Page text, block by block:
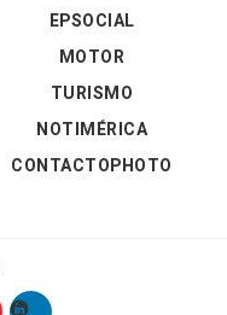
EPSOCIAL
MOTOR
TURISMO
NOTIMÉRICA
CONTACTOPHOTO